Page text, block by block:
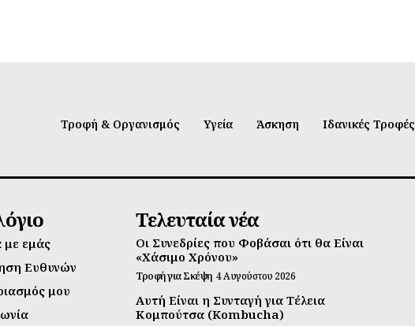
Τροφή & Οργανισμός Υγεία Άσκηση Ιδανικές Τροφές
με εμάς
Ευθυνών
μου
Τελευταία νέα
Οι Συνεδρίες που Φοβάσαι ότι θα Είναι
«Χάσιμο Χρόνου»
Τροφή για Σκέψη 4 Αυγούστου 2026
Αυτή Είναι η Συνταγή για Τέλεια
Κομπούτσα (Kombucha)